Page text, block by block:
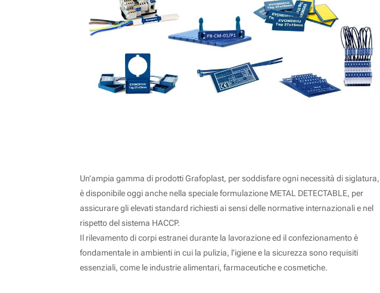
Un’ampia gamma di prodotti Grafoplast, per soddisfare ogni necessità di siglatura,
è disponibile oggi anche nella speciale formulazione METAL DETECTABLE, per
assicurare gli elevati standard richiesti ai sensi delle normative internazionali e nel
rispetto del sistema HACCP.
Il rilevamento di corpi estranei durante la lavorazione ed il confezionamento è
fondamentale in ambienti in cui la pulizia, l’igiene e la sicurezza sono requisiti
essenziali, come le industrie alimentari, farmaceutiche e cosmetiche.